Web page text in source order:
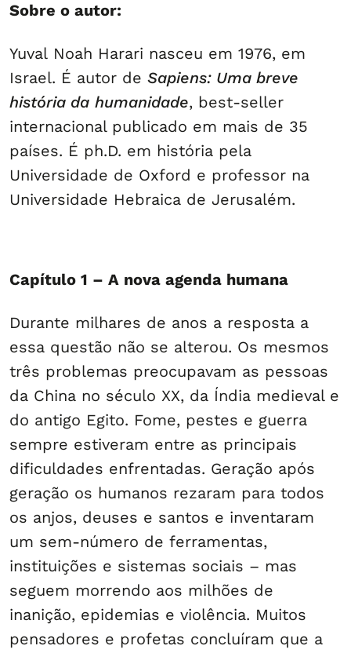
Sobre o autor:
Yuval Noah Harari nasceu em 1976, em
Israel. É autor de Sapiens: Uma breve
história da humanidade, best-seller
internacional publicado em mais de 35
países. É ph.D. em história pela
Universidade de Oxford e professor na
Universidade Hebraica de Jerusalém.
Capítulo 1 – A nova agenda humana
Durante milhares de anos a resposta a
essa questão não se alterou. Os mesmos
três problemas preocupavam as pessoas
da China no século XX, da Índia medieval e
do antigo Egito. Fome, pestes e guerra
sempre estiveram entre as principais
dificuldades enfrentadas. Geração após
geração os humanos rezaram para todos
os anjos, deuses e santos e inventaram
um sem-número de ferramentas,
instituições e sistemas sociais – mas
seguem morrendo aos milhões de
inanição, epidemias e violência. Muitos
pensadores e profetas concluíram que a